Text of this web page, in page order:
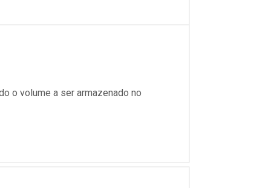
o volume a ser armazenado no